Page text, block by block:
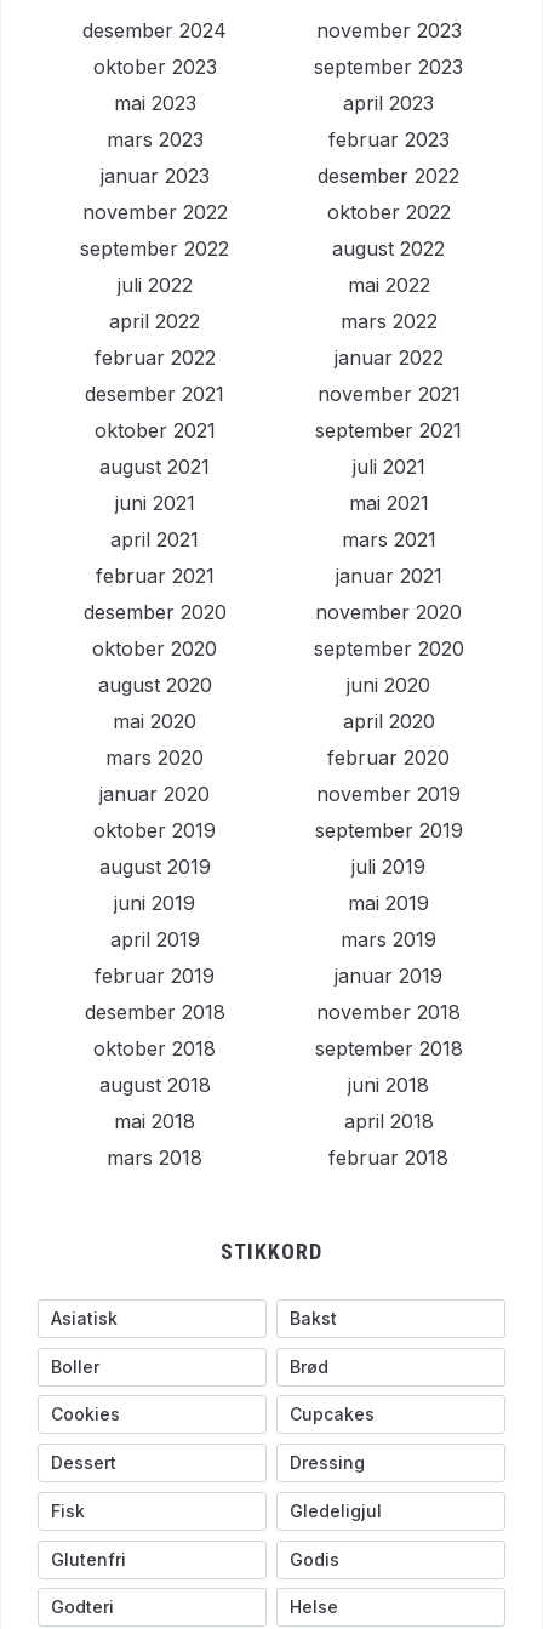
desember 2024
november 2023
oktober 2023
september 2023
mai 2023
april 2023
mars 2023
februar 2023
januar 2023
desember 2022
november 2022
oktober 2022
september 2022
august 2022
juli 2022
mai 2022
april 2022
mars 2022
februar 2022
januar 2022
desember 2021
november 2021
oktober 2021
september 2021
august 2021
juli 2021
juni 2021
mai 2021
april 2021
mars 2021
februar 2021
januar 2021
desember 2020
november 2020
oktober 2020
september 2020
august 2020
juni 2020
mai 2020
april 2020
mars 2020
februar 2020
januar 2020
november 2019
oktober 2019
september 2019
august 2019
juli 2019
juni 2019
mai 2019
april 2019
mars 2019
februar 2019
januar 2019
desember 2018
november 2018
oktober 2018
september 2018
august 2018
juni 2018
mai 2018
april 2018
mars 2018
februar 2018
STIKKORD
Asiatisk Bakst
Boller Brød
Cookies Cupcakes
Dessert Dressing
Fisk Gledeligjul
Glutenfri Godis
Godteri Helse